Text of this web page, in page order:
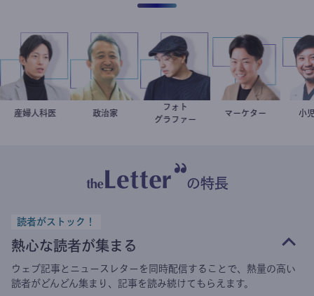
重見大介
産婦人科医 小坂英二
政治家 別所隆弘
フォト
グラファー
室谷良平
マーケター
の特長
読者がストック！
熱心な読者が集まる
ウェブ記事とニュースレターを同時配信することで、熱量の高い
読者がどんどん集まり、記事を読み続けてもらえます。